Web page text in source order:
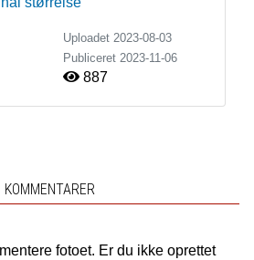
Uploadet 2023-08-03
Publiceret 2023-11-06
887
KOMMENTARER
fotoet. Er du ikke oprettet